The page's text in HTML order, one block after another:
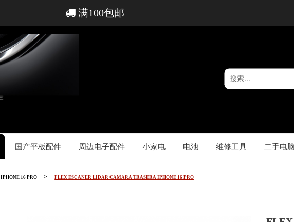
满100包邮
国产平板配件 周边电子配件 小家电 电池 维修工具 二手电
IPHONE 16 PRO FLEX ESCANER LIDAR CAMARA TRASERA IPHONE 16 PRO